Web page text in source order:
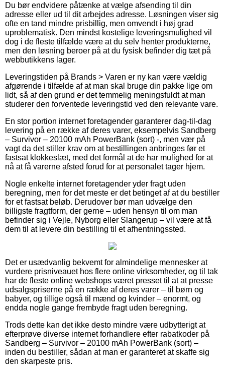
Du bør endvidere påtænke at vælge afsending til din
adresse eller ud til dit arbejdes adresse. Løsningen viser sig
ofte en tand mindre prisbillig, men omvendt i høj grad
uproblematisk. Den mindst kostelige leveringsmulighed vil
dog i de fleste tilfælde være at du selv henter produkterne,
men den løsning beroer på at du fysisk befinder dig tæt på
webbutikkens lager.
Leveringstiden på Brands > Varen er ny kan være vældig
afgørende i tilfælde af at man skal bruge din pakke lige om
lidt, så af den grund er det temmelig meningsfuldt at man
studerer den forventede leveringstid ved den relevante vare.
En stor portion internet foretagender garanterer dag-til-dag
levering på en række af deres varer, eksempelvis Sandberg
– Survivor – 20100 mAh PowerBank (sort) -, men vær på
vagt da det stiller krav om at bestillingen anbringes før et
fastsat klokkeslæt, med det formål at de har mulighed for at
nå at få varerne afsted forud for at personalet tager hjem.
Nogle enkelte internet foretagender yder fragt uden
beregning, men for det meste er det betinget af at du bestiller
for et fastsat beløb. Derudover bør man udvælge den
billigste fragtform, der gerne – uden hensyn til om man
befinder sig i Vejle, Nyborg eller Slangerup – vil være at få
dem til at levere din bestilling til et afhentningssted.
Det er usædvanlig bekvemt for almindelige mennesker at
vurdere prisniveauet hos flere online virksomheder, og til tak
har de fleste online webshops været presset til at at presse
udsalgspriserne på en række af deres varer – til børn og
babyer, og tillige også til mænd og kvinder – enormt, og
endda nogle gange frembyde fragt uden beregning.
Trods dette kan det ikke desto mindre være udbytterigt at
efterprøve diverse internet forhandlere efter rabatkoder på
Sandberg – Survivor – 20100 mAh PowerBank (sort) –
inden du bestiller, sådan at man er garanteret at skaffe sig
den skarpeste pris.